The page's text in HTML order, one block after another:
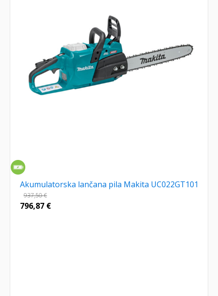
Akumulatorska lančana pila Makita UC022GT101
937,50€
796,87 €